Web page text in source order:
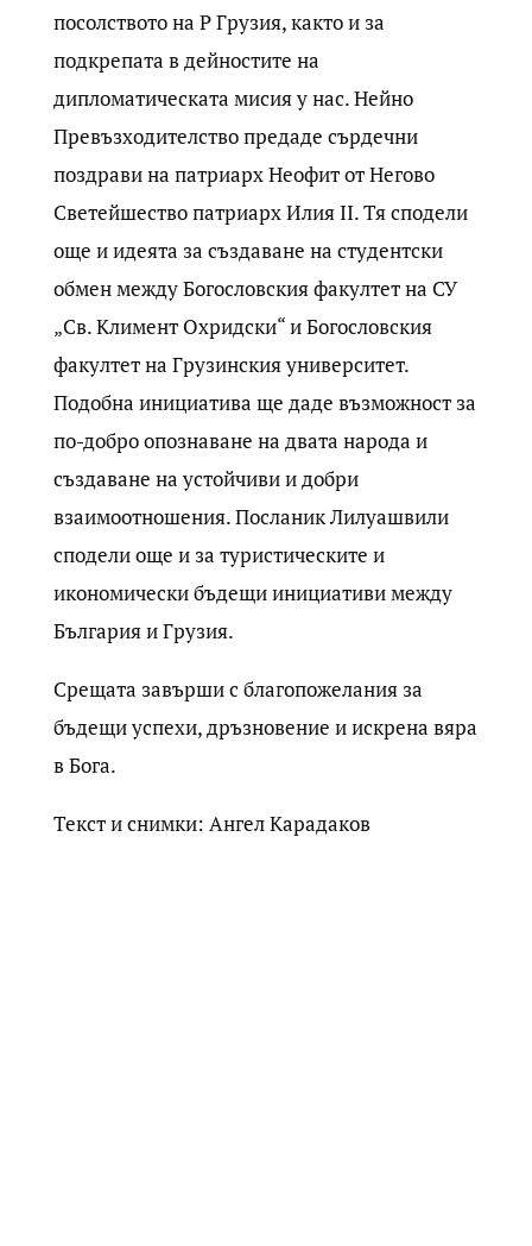
посолството на Р Грузия, както и за
подкрепата в дейностите на
дипломатическата мисия у нас. Нейно
Превъзходителство предаде сърдечни
поздрави на патриарх Неофит от Негово
Светейшество патриарх Илия II. Тя сподели
още и идеята за създаване на студентски
обмен между Богословския факултет на СУ
„Св. Климент Охридски“ и Богословския
факултет на Грузинския университет.
Подобна инициатива ще даде възможност за
по-добро опознаване на двата народа и
създаване на устойчиви и добри
взаимоотношения. Посланик Лилуашвили
сподели още и за туристическите и
икономически бъдещи инициативи между
България и Грузия.
Срещата завърши с благопожелания за
бъдещи успехи, дръзновение и искрена вяра
в Бога.
Текст и снимки: Ангел Карадаков